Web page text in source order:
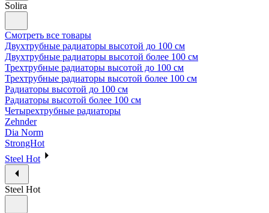
Solira
Смотреть все товары
Двухтрубные радиаторы высотой до 100 см
Двухтрубные радиаторы высотой более 100 см
Трехтрубные радиаторы высотой до 100 см
Трехтрубные радиаторы высотой более 100 см
Радиаторы высотой до 100 см
Радиаторы высотой более 100 см
Четырехтрубные радиаторы
Zehnder
Dia Norm
StrongHot
Steel Hot
Steel Hot